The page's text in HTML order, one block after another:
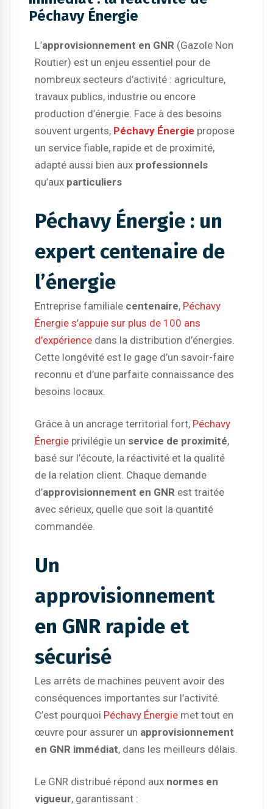
Péchavy Énergie
L’approvisionnement en GNR (Gazole Non
Routier) est un enjeu essentiel pour de
nombreux secteurs d’activité : agriculture,
travaux publics, industrie ou encore
production d’énergie. Face à des besoins
souvent urgents, Péchavy Énergie propose
un service fiable, rapide et de proximité,
adapté aussi bien aux professionnels
qu’aux particuliers
Péchavy Énergie : un
expert centenaire de
l’énergie
Entreprise familiale centenaire, Péchavy
Énergie s’appuie sur plus de 100 ans
d’expérience dans la distribution d’énergies.
Cette longévité est le gage d’un savoir-faire
reconnu et d’une parfaite connaissance des
besoins locaux.
Grâce à un ancrage territorial fort, Péchavy
Énergie privilégie un service de proximité,
basé sur l’écoute, la réactivité et la qualité
de la relation client. Chaque demande
d’approvisionnement en GNR est traitée
avec sérieux, quelle que soit la quantité
commandée.
Un
approvisionnement
en GNR rapide et
sécurisé
Les arrêts de machines peuvent avoir des
conséquences importantes sur l’activité.
C’est pourquoi Péchavy Énergie met tout en
œuvre pour assurer un approvisionnement
en GNR immédiat, dans les meilleurs délais.
Le GNR distribué répond aux normes en
vigueur, garantissant :